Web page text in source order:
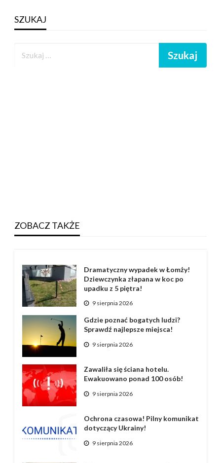
SZUKAJ
ZOBACZ TAKŻE
Dramatyczny wypadek w Łomży!
Dziewczynka złapana w koc po
upadku z 5 piętra!
9 sierpnia 2026
Gdzie poznać bogatych ludzi?
Sprawdź najlepsze miejsca!
9 sierpnia 2026
Zawaliła się ściana hotelu.
Ewakuowano ponad 100 osób!
9 sierpnia 2026
Ochrona czasowa! Pilny komunikat
dotyczący Ukrainy!
9 sierpnia 2026